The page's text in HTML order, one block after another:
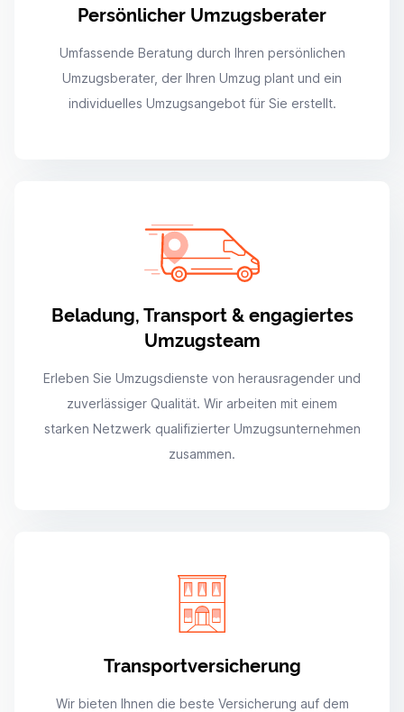
Persönlicher Umzugsberater
Umfassende Beratung durch Ihren persönlichen
Umzugsberater, der Ihren Umzug plant und ein
individuelles Umzugsangebot für Sie erstellt.
Beladung, Transport & engagiertes
Umzugsteam
Erleben Sie Umzugsdienste von herausragender und
zuverlässiger Qualität. Wir arbeiten mit einem
starken Netzwerk qualifizierter Umzugsunternehmen
zusammen.
Transportversicherung
Wir bieten Ihnen die beste Versicherung auf dem